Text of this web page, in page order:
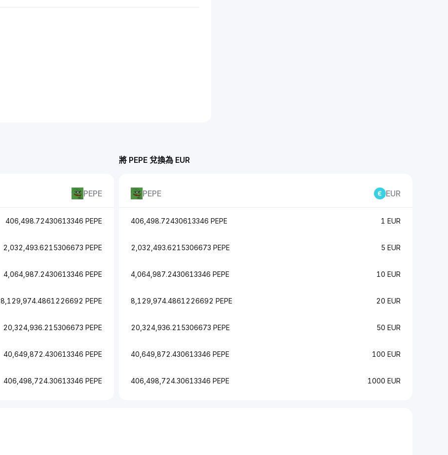
將 PEPE 兌換為 EUR
PEPE EUR
406,498.72430613346 PEPE 1 EUR
2,032,493.6215306673 PEPE 5 EUR
4,064,987.2430613346 PEPE 10 EUR
8,129,974.4861226692 PEPE 20 EUR
20,324,936.215306673 PEPE 50 EUR
40,649,872.430613346 PEPE 100 EUR
406,498,724.30613346 PEPE 1000 EUR
PEPE
406,498.72430613346 PEPE
2,032,493.6215306673 PEPE
4,064,987.2430613346 PEPE
8,129,974.4861226692 PEPE
20,324,936.215306673 PEPE
40,649,872.430613346 PEPE
406,498,724.30613346 PEPE